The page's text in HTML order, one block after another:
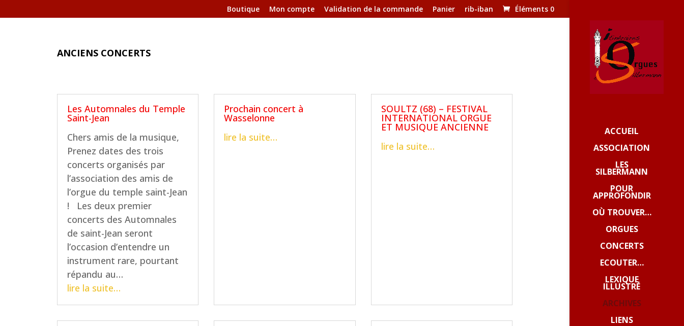
Boutique Mon compte Validation de la commande Panier rib-iban Éléments 0
ACCUEIL
ASSOCIATION
LES
SILBERMANN
POUR
APPROFONDIR
OÙ TROUVER…
ORGUES
CONCERTS
ECOUTER…
LEXIQUE
ILLUSTRÉ
ARCHIVES
LIENS
ANCIENS CONCERTS
Les Automnales du Temple
Saint-Jean
Chers amis de la musique,
Prenez dates des trois
concerts organisés par
l’association des amis de
l’orgue du temple saint-Jean
! Les deux premier
concerts des Automnales
de saint-Jean seront
l’occasion d’entendre un
instrument rare, pourtant
répandu au…
lire la suite…
Prochain concert à
Wasselonne
lire la suite…
SOULTZ (68) – FESTIVAL
INTERNATIONAL ORGUE
ET MUSIQUE ANCIENNE
lire la suite…